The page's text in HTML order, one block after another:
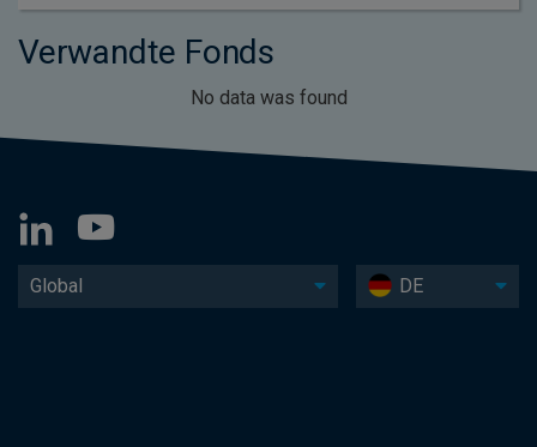
Verwandte Fonds
No data was found
Global DE